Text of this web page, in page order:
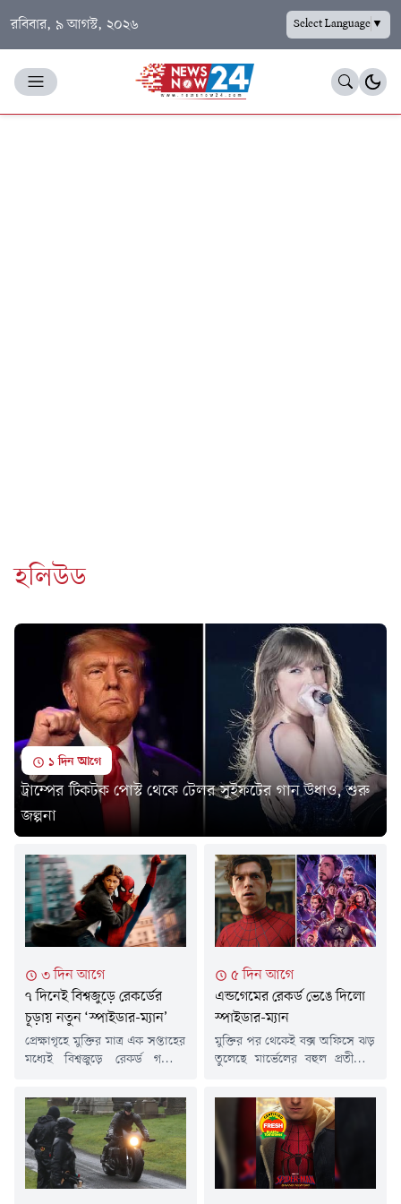
রবিবার, ৯ আগস্ট, ২০২৬ Select Language▼
হলিউড
১ দিন আগে
ট্রাম্পের টিকটক পোস্ট থেকে টেলর সুইফটের গান উধাও, শুরু
জল্পনা
৩ দিন আগে
৭ দিনেই বিশ্বজুড়ে রেকর্ডের
চূড়ায় নতুন ‘স্পাইডার-ম্যান’
প্রেক্ষাগৃহে মুক্তির মাত্র এক সপ্তাহের
মধ্যেই বিশ্বজুড়ে রেকর্ড গড়েছে
স্টুডিওসের নতুন সিনেমা
'স্পাইডার-ম্যান: ব্র্যান্ড নিউ ডে'।
টম হল্যান্ড ও জেন্ডায়া অভিনীত
এই সুপারহিরো চলচ্চিত্রটি মাত্র সাত
দিনেই আয়ের দিক থেকে ছাড়িয়ে
গেছে আগের সব রেকর্ড, হয়ে
৫ দিন আগে
এন্ডগেমের রেকর্ড ভেঙে দিলো
স্পাইডার-ম্যান
মুক্তির পর থেকেই বক্স অফিসে ঝড়
তুলেছে মার্ভেলের বহুল প্রতীক্ষিত
নিউ ডে'। প্রথমে ধারণা করা
হয়েছিল, সিনেমাটি হয়তো
'অ্যাভেঞ্জার্স: এন্ডগেম'-এর রেকর্ড
ভাঙতে পারবে না। তবে শেষ মুহূর্তে
বদলে গেছে সব হিসাব।সোমবার
প্রকাশিত চূড়ান্ত আয়ের হিসাবে